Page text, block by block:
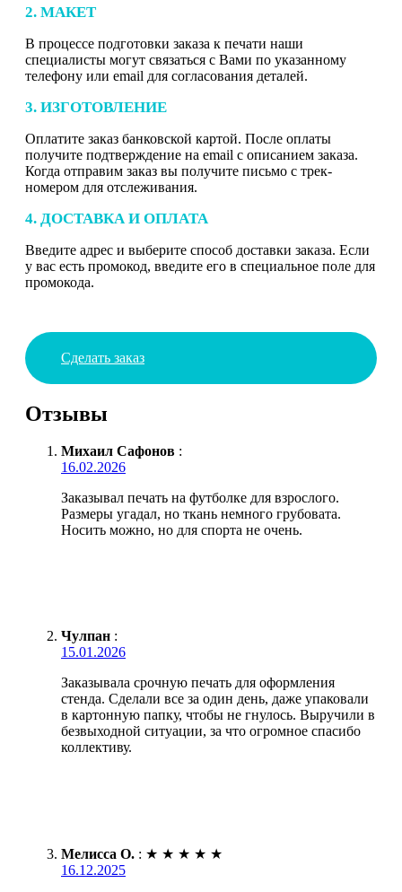
2. МАКЕТ
В процессе подготовки заказа к печати наши
специалисты могут связаться с Вами по указанному
телефону или email для согласования деталей.
3. ИЗГОТОВЛЕНИЕ
Оплатите заказ банковской картой. После оплаты
получите подтверждение на email с описанием заказа.
Когда отправим заказ вы получите письмо с трек-
номером для отслеживания.
4. ДОСТАВКА И ОПЛАТА
Введите адрес и выберите способ доставки заказа. Если
у вас есть промокод, введите его в специальное поле для
промокода.
Сделать заказ
Отзывы
Михаил Сафонов :
16.02.2026
Заказывал печать на футболке для взрослого.
Размеры угадал, но ткань немного грубовата.
Носить можно, но для спорта не очень.
Чулпан :
15.01.2026
Заказывала срочную печать для оформления
стенда. Сделали все за один день, даже упаковали
в картонную папку, чтобы не гнулось. Выручили в
безвыходной ситуации, за что огромное спасибо
коллективу.
Мелисса О. : ★ ★ ★ ★ ★
16.12.2025